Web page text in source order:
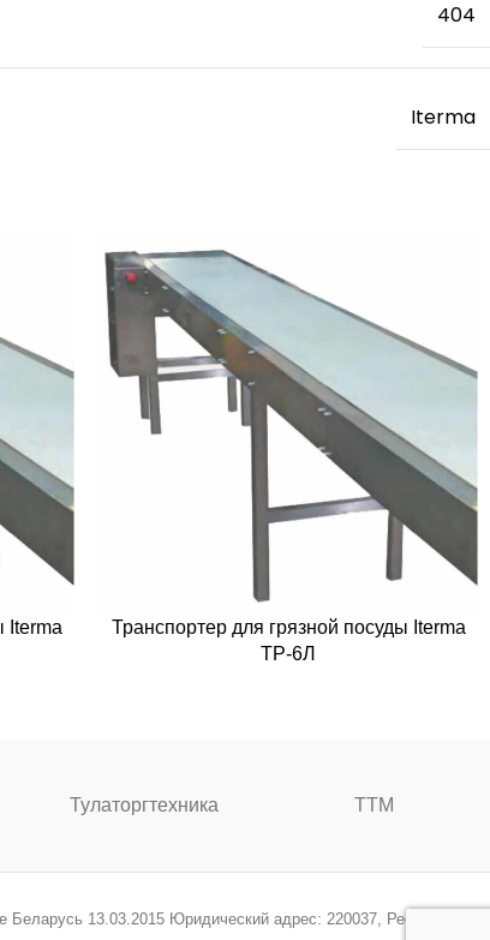
404
Iterma
Iterma
Транспортер для грязной посуды Iterma
ТР-6Л
Тулаторгтехника ТТМ
Беларусь 13.03.2015 Юридический адрес: 220037, Республика